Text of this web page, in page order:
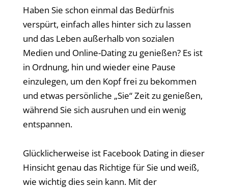
Haben Sie schon einmal das Bedürfnis
verspürt, einfach alles hinter sich zu lassen
und das Leben außerhalb von sozialen
Medien und Online-Dating zu genießen? Es ist
in Ordnung, hin und wieder eine Pause
einzulegen, um den Kopf frei zu bekommen
und etwas persönliche „Sie“ Zeit zu genießen,
während Sie sich ausruhen und ein wenig
entspannen.
Glücklicherweise ist Facebook Dating in dieser
Hinsicht genau das Richtige für Sie und weiß,
wie wichtig dies sein kann. Mit der